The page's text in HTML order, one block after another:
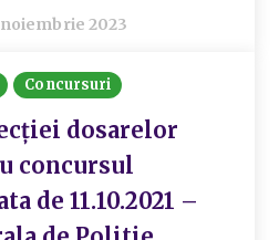
2023
Concursuri
dosarelor
concursul
de 11.10.2021 –